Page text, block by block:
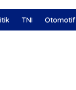
TNI Otomotif